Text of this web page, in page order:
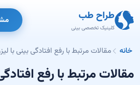
طراح طب
کلینیک تخصصی بینی
خانه مقالات مرتبط با رفع افتادگی بینی با
مقالات مرتبط با رفع